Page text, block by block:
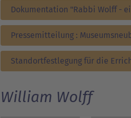
Dokumentation "Rabbi Wolff -
Pressemitteilung :
Standortfestlegung für die
William Wolff